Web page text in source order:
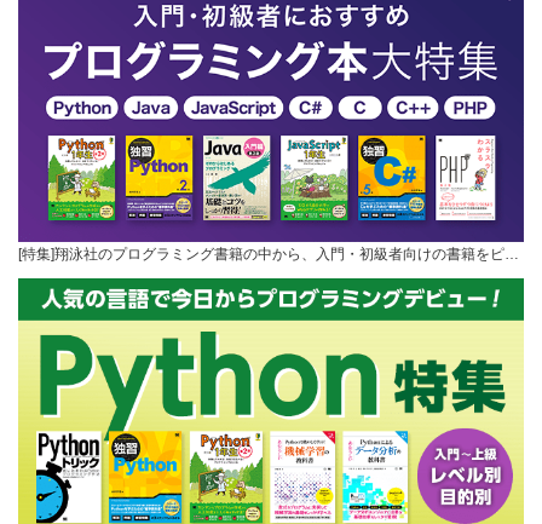
[特集]翔泳社のプログラミング書籍の中から、入門・初級者向けの書籍をピ…